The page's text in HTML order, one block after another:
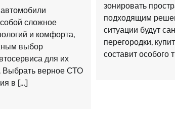
сложное
и комфорта,
выбор
для их
Выбрать верное СТО
в […]
зонировать
подходящим
ситуации будут
перегородки,
составит особого